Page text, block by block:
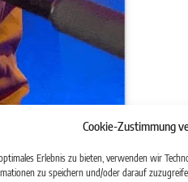
Cookie-Zustimmung
Erlebnis zu bieten, verwenden wir
zu speichern und/oder darauf
sie am zweiten